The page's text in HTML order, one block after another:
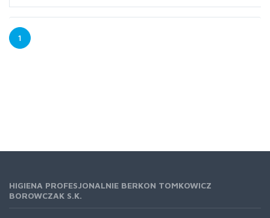
1
HIGIENA PROFESJONALNIE BERKON TOMKOWICZ
BOROWCZAK S.K.